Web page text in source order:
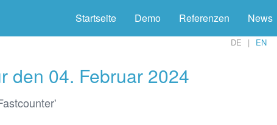
Startseite Demo Referenzen News
DE EN
den 04. Februar 2024